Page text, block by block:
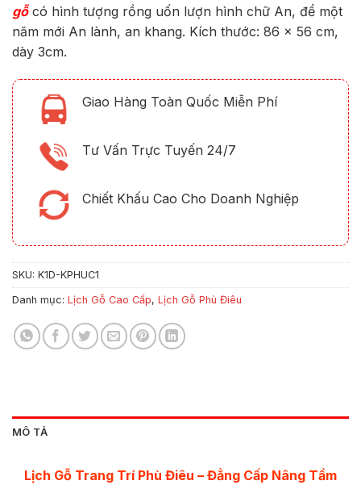
gỗcó hình tượng rồng uốn lượn hình chữ An, để một
năm mới An lành, an khang. Kích thước: 86 x 56 cm,
dày 3cm.
Giao Hàng Toàn Quốc Miễn Phí
Tư Vấn Trực Tuyến 24/7
Chiết Khấu Cao Cho Doanh Nghiệp
SKU: K1D-KPHUC1
Danh mục: Lịch Gỗ Cao Cấp, Lịch Gỗ Phù Điêu
MÔ TẢ
Lịch Gỗ Trang Trí Phù Điêu – Đẳng Cấp Nâng Tầm